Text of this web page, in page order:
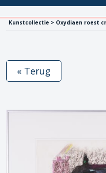
Kunstcollectie > Oxydiaen roest
« Terug